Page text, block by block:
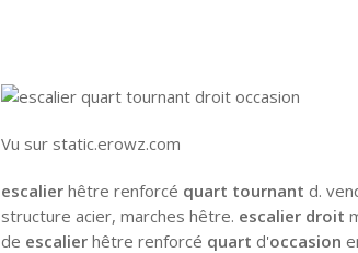
Vu sur static.erowz.com
escalier hêtre renforcé quart tournant d.
structure acier, marches hêtre. escalier droit
de escalier hêtre renforcé quart d'occasion